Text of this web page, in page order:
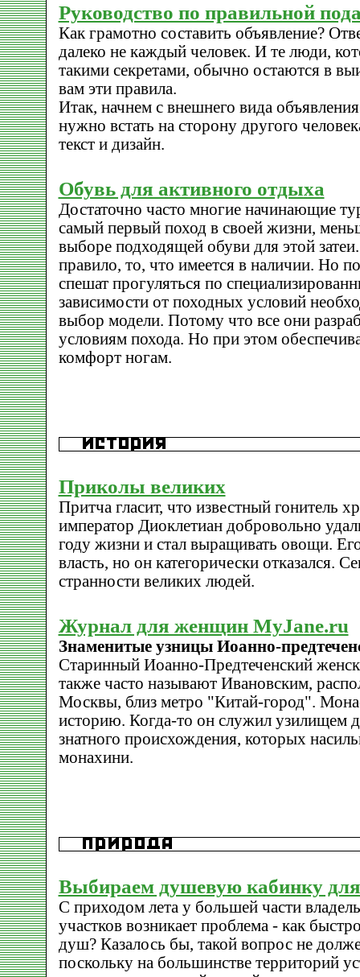
Руководство по правильной
Как грамотно составить объявление?
далеко не каждый человек. И те люди,
такими секретами, обычно остаются в
вам эти правила.
Итак, начнем с внешнего вида
нужно встать на сторону другого
текст и дизайн.
Обувь для активного отдыха
Достаточно часто многие начинающие
самый первый поход в своей жизни,
выборе подходящей обуви для этой
правило, то, что имеется в наличии. Но
спешат прогуляться по
зависимости от походных условий
выбор модели. Потому что все они
условиям похода. Но при этом
комфорт ногам.
Приколы великих
Притча гласит, что известный гонитель
император Диоклетиан добровольно
году жизни и стал выращивать овощи.
власть, но он категорически отказался.
странности великих людей.
Журнал для женщин MyJane.ru
Знаменитые узницы Иоанно-
Старинный Иоанно-Предтеченский
также часто называют Ивановским,
Москвы, близ метро "Китай-город".
историю. Когда-то он служил узилищем
знатного происхождения, которых
монахини.
Выбираем душевую кабинку
С приходом лета у большей части
участков возникает проблема - как
душ? Казалось бы, такой вопрос не
поскольку на большинстве территорий